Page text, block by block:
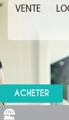
VENTE
ACHETER